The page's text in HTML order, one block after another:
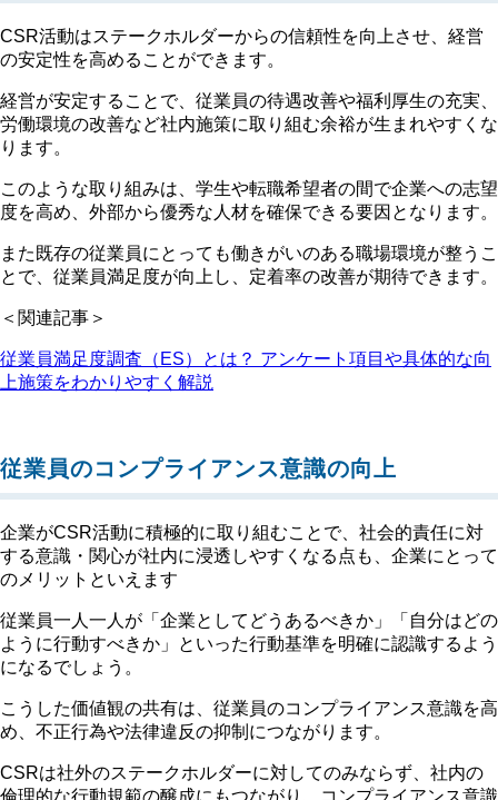
CSR活動はステークホルダーからの信頼性を向上させ、経営
の安定性を高めることができます。
経営が安定することで、従業員の待遇改善や福利厚生の充実、
労働環境の改善など社内施策に取り組む余裕が生まれやすくな
ります。
このような取り組みは、学生や転職希望者の間で企業への志望
度を高め、外部から優秀な人材を確保できる要因となります。
また既存の従業員にとっても働きがいのある職場環境が整うこ
とで、従業員満足度が向上し、定着率の改善が期待できます。
＜関連記事＞
従業員満足度調査（ES）とは？ アンケート項目や具体的な向
上施策をわかりやすく解説
従業員のコンプライアンス意識の向上
企業がCSR活動に積極的に取り組むことで、社会的責任に対
する意識・関心が社内に浸透しやすくなる点も、企業にとって
のメリットといえます
従業員一人一人が「企業としてどうあるべきか」「自分はどの
ように行動すべきか」といった行動基準を明確に認識するよう
になるでしょう。
こうした価値観の共有は、従業員のコンプライアンス意識を高
め、不正行為や法律違反の抑制につながります。
CSRは社外のステークホルダーに対してのみならず、社内の
倫理的な行動規範の醸成にもつながり、コンプライアンス意識